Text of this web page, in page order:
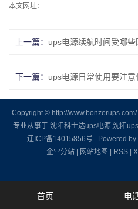
本文网址：
上一篇：
下一篇： ups电源日常使用要注意
Copyright © http://
专业从事于 沈阳科士达ups电源, 沈阳
辽ICP备14015856号 Powered by
企业分站 | 网站地图 | RSS |
首页 电